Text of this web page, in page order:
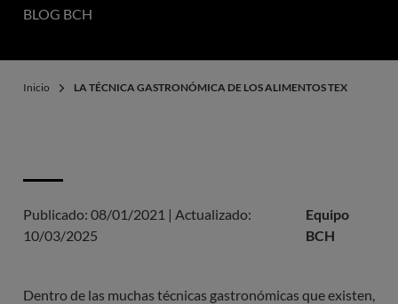
BLOG BCH
Inicio LA TÉCNICA GASTRONÓMICA DE LOS ALIMENTOS
Publicado: 08/01/2021 | Actualizado:
10/03/2025
Equipo
BCH
Dentro de las muchas técnicas gastronómicas que existen,